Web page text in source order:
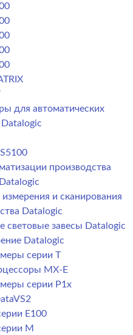
для автоматических
производства
и сканирования
Datalogic
световые завесы Datalogic
Datalogic
серии T
MX-E
серии P1x
E100
M